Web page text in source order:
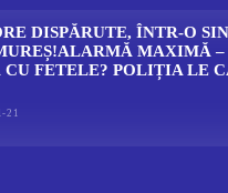
DISPĂRUTE, ÎNTR-O
MAXIMĂ –
FETELE? POLIȚIA LE
21